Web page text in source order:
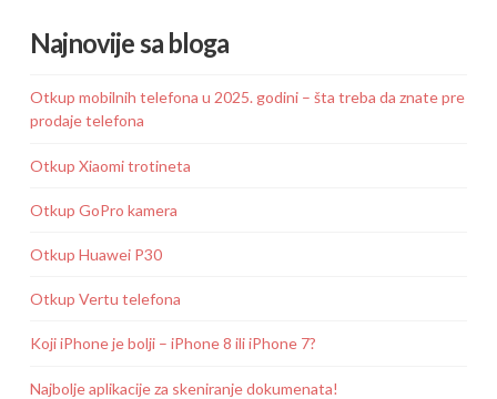
Najnovije sa bloga
Otkup mobilnih telefona u 2025. godini – šta treba da znate pre
prodaje telefona
Otkup Xiaomi trotineta
Otkup GoPro kamera
Otkup Huawei P30
Otkup Vertu telefona
Koji iPhone je bolji – iPhone 8 ili iPhone 7?
Najbolje aplikacije za skeniranje dokumenata!